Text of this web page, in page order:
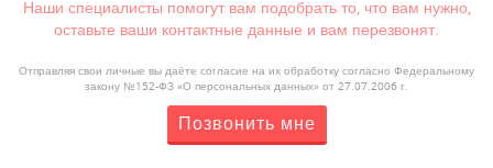
Наши специалисты помогут вам подобрать то, что вам нужно,
оставьте ваши контактные данные и вам перезвонят.
Отправляя свои личные вы даёте согласие на их обработку согласно Федеральному
закону №152-ФЗ «О персональных данных» от 27.07.2006 г.
Позвонить мне